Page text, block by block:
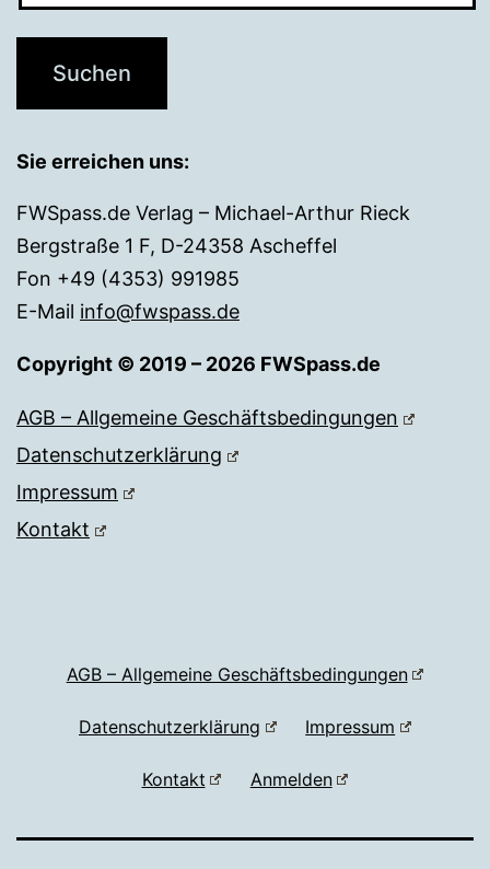
Sie erreichen uns:
FWSpass.de Verlag – Michael-Arthur Rieck
Bergstraße 1 F, D-24358 Ascheffel
Fon +49 (4353) 991985
E-Mail info@fwspass.de
Copyright © 2019 – 2026 FWSpass.de
AGB – Allgemeine Geschäftsbedingungen
Datenschutzerklärung
Impressum
Kontakt
AGB – Allgemeine Geschäftsbedingungen
Datenschutzerklärung Impressum
Kontakt Anmelden